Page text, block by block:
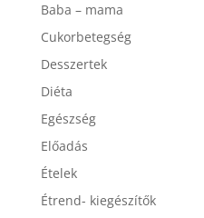
Baba – mama
Cukorbetegség
Desszertek
Diéta
Egészség
Előadás
Ételek
Étrend- kiegészítők